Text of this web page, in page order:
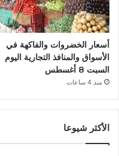
أسعار الخضروات والفاكهة في
الأسواق والمنافذ التجارية اليوم
السبت 8 أغسطس
منذ 4 ساعات
الأكثر شيوعا